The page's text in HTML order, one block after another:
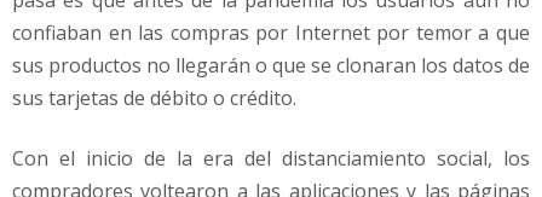
confiaban en las compras por Internet por temor a que
sus productos no llegarán o que se clonaran los datos de
sus tarjetas de débito o crédito.
Con el inicio de la era del distanciamiento social, los
compradores voltearon a las aplicaciones y las páginas